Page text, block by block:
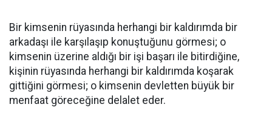
Bir kimsenin rüyasında herhangi bir kaldırımda bir
arkadaşı ile karşılaşıp konuştuğunu görmesi; o
kimsenin üzerine aldığı bir işi başarı ile bitirdiğine,
kişinin rüyasında herhangi bir kaldırımda koşarak
gittiğini görmesi; o kimsenin devletten büyük bir
menfaat göreceğine delalet eder.